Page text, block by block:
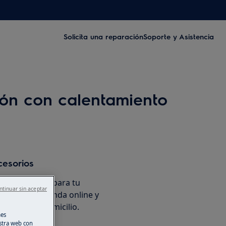
Solicita una reparaciónSoporte y Asistencia
con calentamiento
originales para tu
nuestra tienda online y
en tu domicilio.
web con
sin aceptar